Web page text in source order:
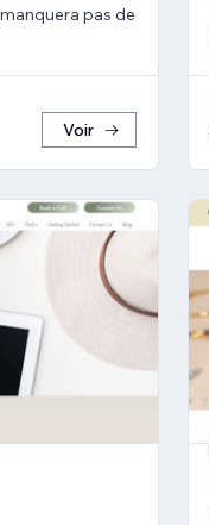
pas de
Voir